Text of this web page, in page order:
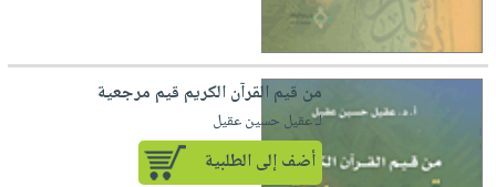
من قيم القرآن الكريم قيم مرجعية
لـ عقيل حسين عقيل
أضف إلى الطلبية